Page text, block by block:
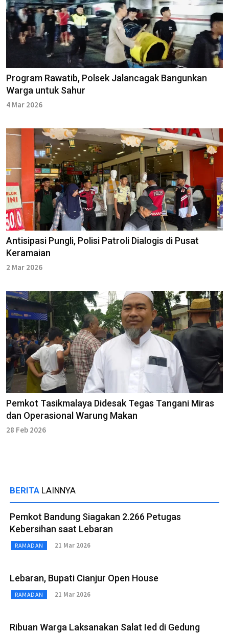
Program Rawatib, Polsek Jalancagak Bangunkan
Warga untuk Sahur
4 Mar 2026
Antisipasi Pungli, Polisi Patroli Dialogis di Pusat
Keramaian
2 Mar 2026
Pemkot Tasikmalaya Didesak Tegas Tangani Miras
dan Operasional Warung Makan
28 Feb 2026
BERITA LAINNYA
Pemkot Bandung Siagakan 2.266 Petugas
Kebersihan saat Lebaran
RAMADAN 21 Mar 2026
Lebaran, Bupati Cianjur Open House
RAMADAN 21 Mar 2026
Ribuan Warga Laksanakan Salat Ied di Gedung